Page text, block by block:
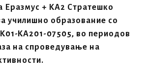
Еразмус + КА2 Стратешко
училишно образование со
KA201-07505, во периодов
на спроведување на